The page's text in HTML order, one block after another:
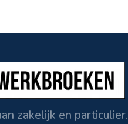
zakelijk en particulier.